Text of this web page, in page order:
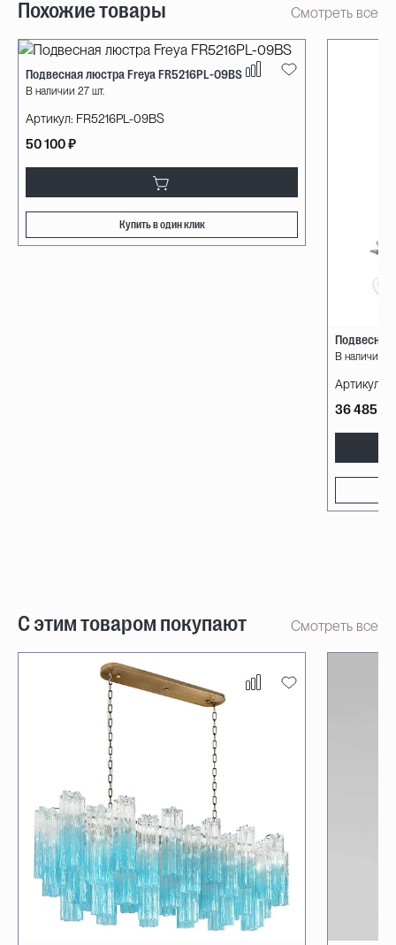
Похожие товары Смотреть все
Подвесная люстра Freya FR5216PL-09BS
В наличии 27 шт.
Артикул: FR5216PL-09BS
50 100 ₽
Купить в один клик
Подвесная
В наличии 1
Артикул:
36 485 ₽
С этим товаром покупают Смотреть все